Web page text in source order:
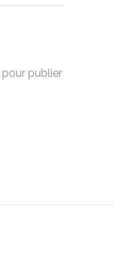
pour publier